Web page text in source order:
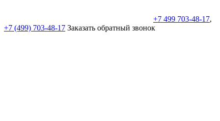
+7 499 703-48-17,
+7 (499) 703-48-17 Заказать обратный звонок